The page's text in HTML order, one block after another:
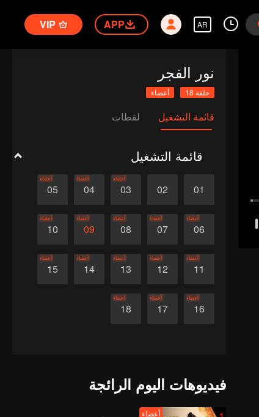
AR
APP
VIP
نور الفجر
حلقة 18 أعضاء
قائمة التشغيل لقطات
قائمة التشغيل
01
02
03
أعضاء
04
أعضاء
05
أعضاء
06
أعضاء
07
أعضاء
08
أعضاء
09
أعضاء
10
أعضاء
11
أعضاء
12
أعضاء
13
أعضاء
14
أعضاء
15
أعضاء
16
أعضاء
17
أعضاء
18
أعضاء
فيديوهات اليوم الرائجة
أعضاء